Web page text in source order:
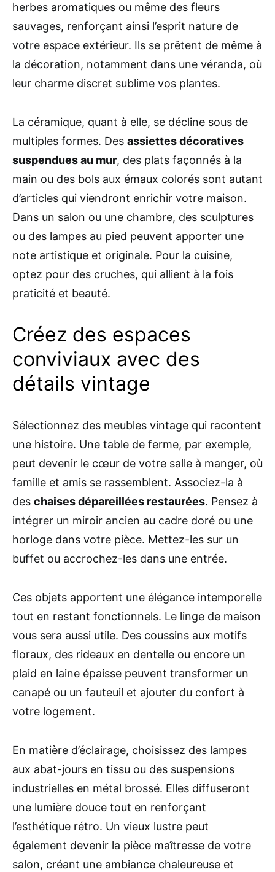
herbes aromatiques ou même des fleurs
sauvages, renforçant ainsi l’esprit nature de
votre espace extérieur. Ils se prêtent de même à
la décoration, notamment dans une véranda, où
leur charme discret sublime vos plantes.
La céramique, quant à elle, se décline sous de
multiples formes. Des assiettes décoratives
suspendues au mur, des plats façonnés à la
main ou des bols aux émaux colorés sont autant
d’articles qui viendront enrichir votre maison.
Dans un salon ou une chambre, des sculptures
ou des lampes au pied peuvent apporter une
note artistique et originale. Pour la cuisine,
optez pour des cruches, qui allient à la fois
praticité et beauté.
Créez des espaces
conviviaux avec des
détails vintage
Sélectionnez des meubles vintage qui racontent
une histoire. Une table de ferme, par exemple,
peut devenir le cœur de votre salle à manger, où
famille et amis se rassemblent. Associez-la à
des chaises dépareillées restaurées. Pensez à
intégrer un miroir ancien au cadre doré ou une
horloge dans votre pièce. Mettez-les sur un
buffet ou accrochez-les dans une entrée.
Ces objets apportent une élégance intemporelle
tout en restant fonctionnels. Le linge de maison
vous sera aussi utile. Des coussins aux motifs
floraux, des rideaux en dentelle ou encore un
plaid en laine épaisse peuvent transformer un
canapé ou un fauteuil et ajouter du confort à
votre logement.
En matière d’éclairage, choisissez des lampes
aux abat-jours en tissu ou des suspensions
industrielles en métal brossé. Elles diffuseront
une lumière douce tout en renforçant
l’esthétique rétro. Un vieux lustre peut
également devenir la pièce maîtresse de votre
salon, créant une ambiance chaleureuse et